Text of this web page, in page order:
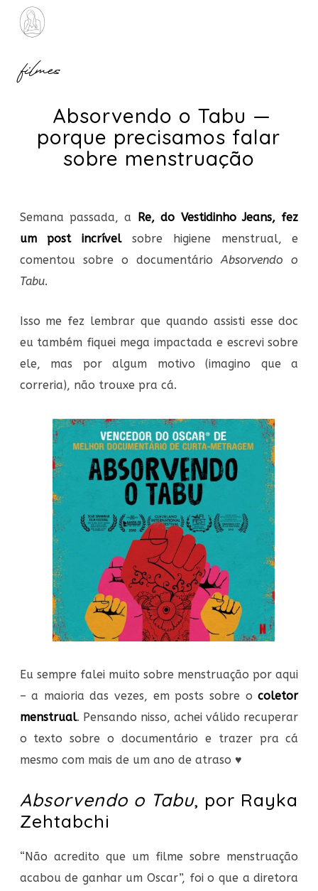
filmes
Absorvendo o Tabu —
porque precisamos falar
sobre menstruação
Semana passada, a Re, do Vestidinho Jeans, fez
um post incrívelsobre higiene menstrual, e
comentou sobre o documentárioAbsorvendo o
Tabu.
Isso me fez lembrar que quando assisti esse doc
eu também fiquei mega impactada e escrevi sobre
ele, mas por algum motivo (imagino que a
correria), não trouxe pra cá.
Eu sempre falei muito sobre menstruação por aqui
– a maioria das vezes, em posts sobre ocoletor
menstrual. Pensando nisso, achei válido recuperar
o texto sobre o documentário e trazer pra cá
mesmo com mais de um ano de atraso ♥
Absorvendo o Tabu, por Rayka
Zehtabchi
“Não acredito que um filme sobre menstruação
acabou de ganhar um Oscar”, foi o que a diretora